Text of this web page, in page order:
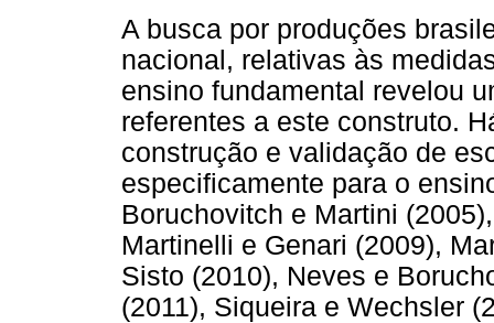
A busca por produções
nacional, relativas às
ensino fundamental revelou
referentes a este construto.
construção e validação de
especificamente para o
Boruchovitch e Martini
Martinelli e Genari (2009),
Sisto (2010), Neves e
(2011), Siqueira e Wechsler